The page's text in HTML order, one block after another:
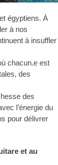
égyptiens. À
à nos
à insuffler
chacun.e est
des
des
l’énergie du
pour délivrer
et au